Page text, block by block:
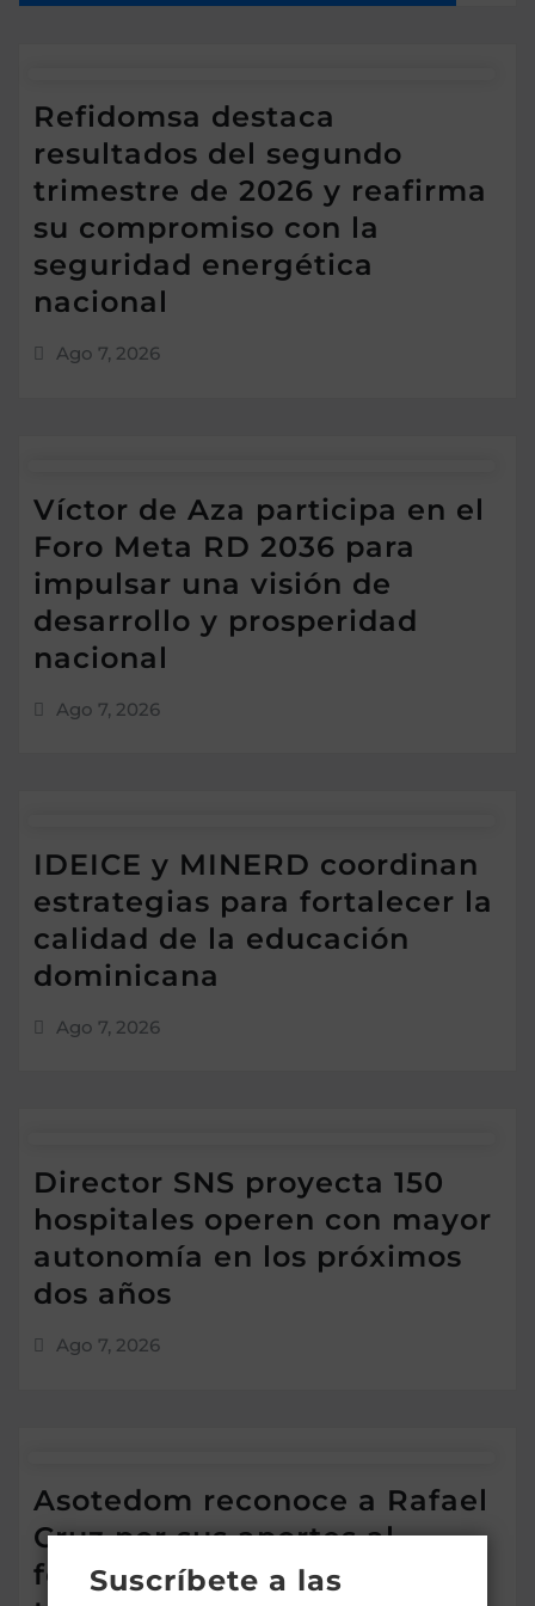
Refidomsa destaca
resultados del segundo
trimestre de 2026 y reafirma
su compromiso con la
seguridad energética
nacional
Ago 7, 2026
Víctor de Aza participa en el
Foro Meta RD 2036 para
impulsar una visión de
desarrollo y prosperidad
nacional
Ago 7, 2026
IDEICE y MINERD coordinan
estrategias para fortalecer la
calidad de la educación
dominicana
Ago 7, 2026
Director SNS proyecta 150
hospitales operen con mayor
autonomía en los próximos
dos años
Ago 7, 2026
Asotedom reconoce a Rafael
Cruz por sus aportes al
fortalecimiento del sector
Suscríbete a las